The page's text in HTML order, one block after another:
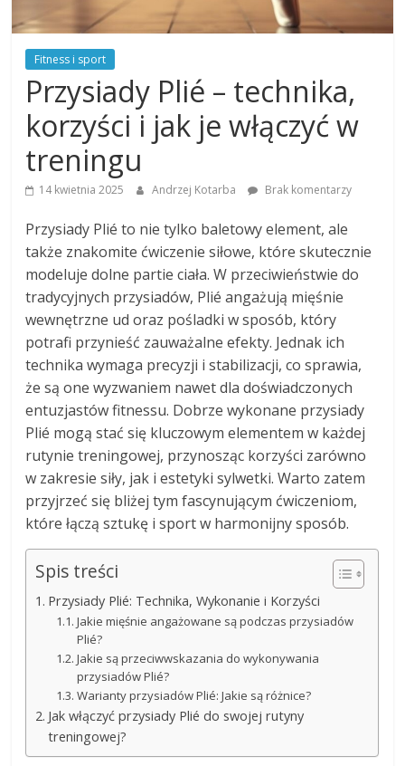
Fitness i sport
Przysiady Plié – technika,
korzyści i jak je włączyć w
treningu
14 kwietnia 2025 Andrzej Kotarba Brak komentarzy
Przysiady Plié to nie tylko baletowy element, ale
także znakomite ćwiczenie siłowe, które skutecznie
modeluje dolne partie ciała. W przeciwieństwie do
tradycyjnych przysiadów, Plié angażują mięśnie
wewnętrzne ud oraz pośladki w sposób, który
potrafi przynieść zauważalne efekty. Jednak ich
technika wymaga precyzji i stabilizacji, co sprawia,
że są one wyzwaniem nawet dla doświadczonych
entuzjastów fitnessu. Dobrze wykonane przysiady
Plié mogą stać się kluczowym elementem w każdej
rutynie treningowej, przynosząc korzyści zarówno
w zakresie siły, jak i estetyki sylwetki. Warto zatem
przyjrzeć się bliżej tym fascynującym ćwiczeniom,
które łączą sztukę i sport w harmonijny sposób.
Spis treści
Przysiady Plié: Technika, Wykonanie i Korzyści
Jakie mięśnie angażowane są podczas przysiadów
Plié?
Jakie są przeciwwskazania do wykonywania
przysiadów Plié?
Warianty przysiadów Plié: Jakie są różnice?
Jak włączyć przysiady Plié do swojej rutyny
treningowej?